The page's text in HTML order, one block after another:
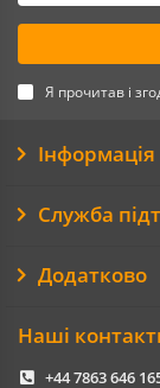
Я прочитав і
Інформація
Служба
Додатково
Наші
+44 7863 646